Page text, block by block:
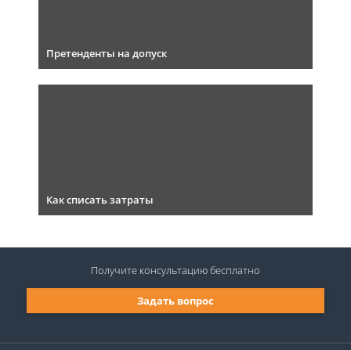
Претенденты на допуск
Как списать затраты
Задать вопрос
Получите консультациюбесплатно